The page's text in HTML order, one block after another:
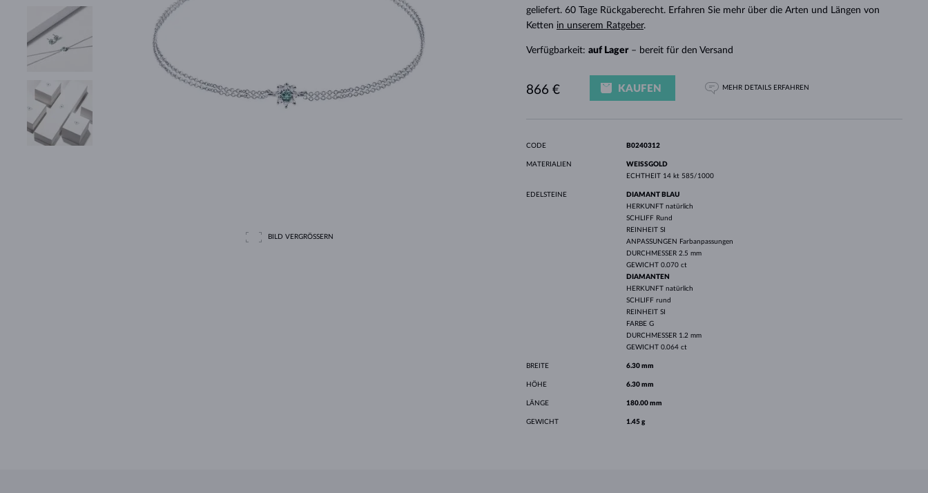
WEISSGOLD
ROSÉGOLD
WEISSGOLD
GESCHENKIDEEN
BILD VERGRÖSSERN
geliefert. 60 Tage Rückgaberecht. Erfahren Sie mehr über die Arten und Längen von
Ketten in unserem Ratgeber.
Verfügbarkeit: auf Lager– bereit für den Versand
866 € KAUFEN MEHR DETAILS ERFAHREN
CODE B0240312
MATERIALIEN
WEISSGOLD
ECHTHEIT 14 kt 585/1000
EDELSTEINE
DIAMANT BLAU
HERKUNFT natürlich
SCHLIFF Rund
REINHEIT SI
ANPASSUNGEN
Farbanpassungen
DURCHMESSER 2.5 mm
GEWICHT 0.070 ct
DIAMANTEN
HERKUNFT natürlich
SCHLIFF rund
REINHEIT SI
FARBE G
DURCHMESSER 1.2 mm
GEWICHT 0.064 ct
BREITE 6.30 mm
HÖHE 6.30 mm
LÄNGE 180.00 mm
GEWICHT 1.45 g